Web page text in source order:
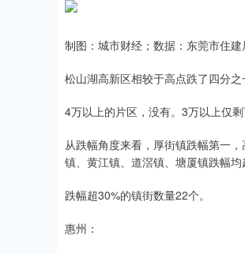
制图：城市财经；数据：东莞市住建
松山湖高新区相较于高点跌了四分之
4万以上的片区，没有。3万以上仅
从跌幅角度来看，厚街镇跌幅第一
镇、黄江镇、道滘镇、塘厦镇跌幅均
跌幅超30%的镇街数量22个。
惠州：